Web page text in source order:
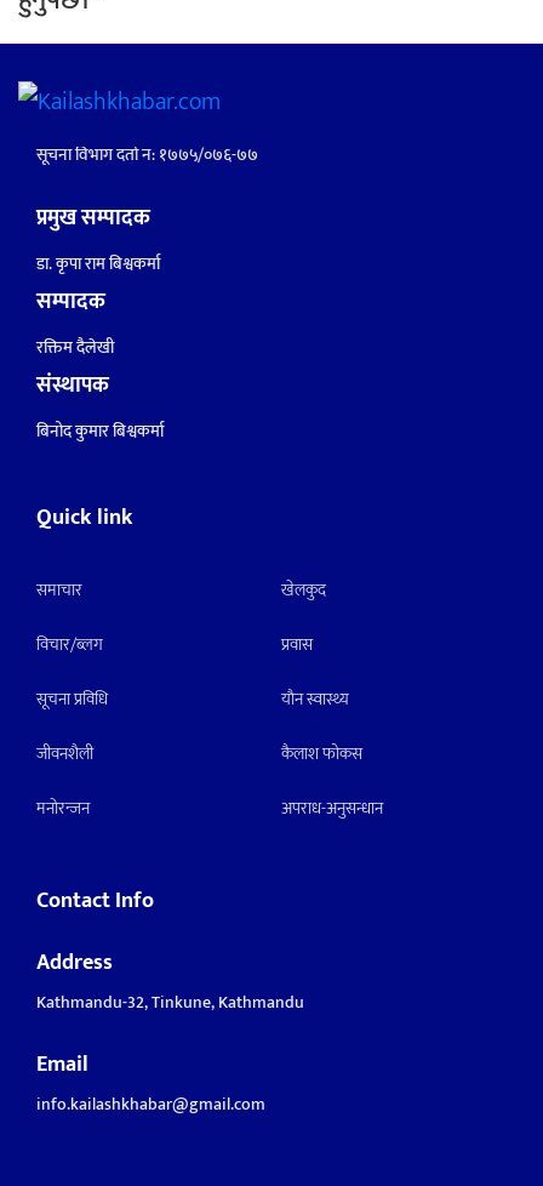
सूचना विभाग दर्ता नं: १७७५/०७६-७७
प्रमुख सम्पादक
डा. कृपा राम बिश्वकर्मा
सम्पादक
रक्तिम दैलेखी
संस्थापक
बिनोद कुमार बिश्वकर्मा
Quick link
समाचार
विचार/ब्लग
सूचना प्रविधि
जीवनशैली
मनाेरन्जन
खेलकुद
प्रवास
याैन स्वास्थ्य
कैलाश फोकस
अपराध-अनुसन्धान
Contact Info
Address
Kathmandu-32, Tinkune, Kathmandu
Email
info.kailashkhabar@gmail.com